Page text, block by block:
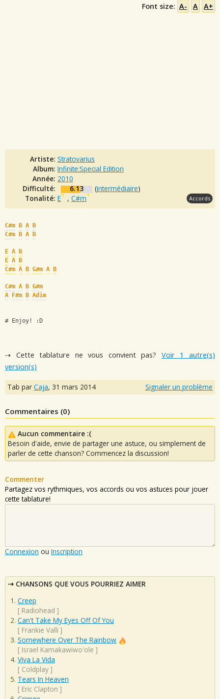
Font size: A- A A+
Artiste: Stratovarius
Album: Infinite:Special Edition
Année: 2010
Difficulté:
6.13 (intermédiaire)
Tonalité: E , C#m Accords
C#m B A
B
C#m
B A B
E A
B
E A
B
C#m A B G#m A B
C#m A B G#m
A
F#m B Adim
# Enjoy! :D
⇢ Cette tablature ne vous convient pas? Voir 1 autre(s)
version(s)
Tab par Caja, 31 mars 2014 Signaler un problème
Commentaires (0)
Aucun commentaire :(
Besoin d'aide, envie de partager une astuce, ou simplement de
parler de cette chanson? Commencez la discussion!
Commenter
Partagez vos rythmiques, vos accords ou vos astuces pour jouer
cette tablature!
Connexion ou Inscription
CHANSONS QUE VOUS POURRIEZ AIMER
Creep
[ Radiohead ]
Can't Take My Eyes Off Of You
[ Frankie Valli ]
Somewhere Over The Rainbow
[ Israel Kamakawiwo'ole ]
Viva La Vida
[ Coldplay ]
Tears In Heaven
[ Eric Clapton ]